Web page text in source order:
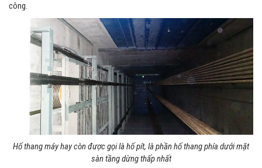
công.
Hố thang máy hay còn được gọi là hố pít, là phần hố thang phía dưới mặt
sàn tầng dừng thấp nhất